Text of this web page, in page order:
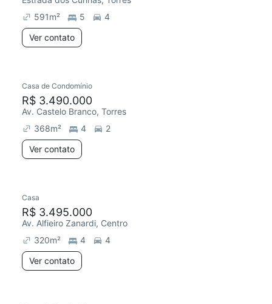
591m² 5
4
Ver contato
Chegou este mês
Casa de Condomínio
R$ 3.490.000
Av. Castelo Branco, Torres
368m² 4
2
Ver contato
Chegou este mês
Casa
R$ 3.495.000
Av. Alfieiro Zanardi, Centro
320m² 4
4
Ver contato